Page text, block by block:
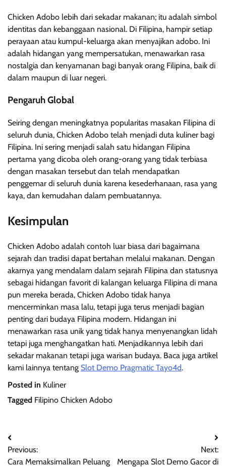
Chicken Adobo lebih dari sekadar makanan; itu adalah simbol
identitas dan kebanggaan nasional. Di Filipina, hampir setiap
perayaan atau kumpul-keluarga akan menyajikan adobo. Ini
adalah hidangan yang mempersatukan, menawarkan rasa
nostalgia dan kenyamanan bagi banyak orang Filipina, baik di
dalam maupun di luar negeri.
Pengaruh Global
Seiring dengan meningkatnya popularitas masakan Filipina di
seluruh dunia, Chicken Adobo telah menjadi duta kuliner bagi
Filipina. Ini sering menjadi salah satu hidangan Filipina
pertama yang dicoba oleh orang-orang yang tidak terbiasa
dengan masakan tersebut dan telah mendapatkan
penggemar di seluruh dunia karena kesederhanaan, rasa yang
kaya, dan kemudahan dalam pembuatannya.
Kesimpulan
Chicken Adobo adalah contoh luar biasa dari bagaimana
sejarah dan tradisi dapat bertahan melalui makanan. Dengan
akarnya yang mendalam dalam sejarah Filipina dan statusnya
sebagai hidangan favorit di kalangan keluarga Filipina di mana
pun mereka berada, Chicken Adobo tidak hanya
mencerminkan masa lalu, tetapi juga terus menjadi bagian
penting dari budaya Filipina modern. Hidangan ini
menawarkan rasa unik yang tidak hanya menyenangkan lidah
tetapi juga menghangatkan hati. Menjadikannya lebih dari
sekadar makanan tetapi juga warisan budaya. Baca juga artikel
kami lainnya tentang Slot Demo Pragmatic Tayo4d.
Posted in Kuliner
Tagged Filipino Chicken Adobo
Navigasi
pos
Previous:
Cara Memaksimalkan Peluang
Next:
Mengapa Slot Demo Gacor di